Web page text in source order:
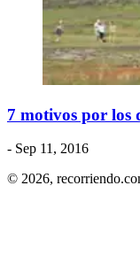
7 motivos por los
- Sep 11, 2016
© 2026,